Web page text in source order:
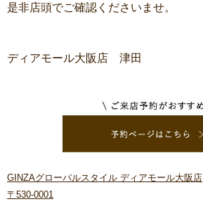
是非店頭でご確認くださいませ。
ディアモール大阪店 津田
GINZAグローバルスタイル ディアモール大阪店
〒530-0001